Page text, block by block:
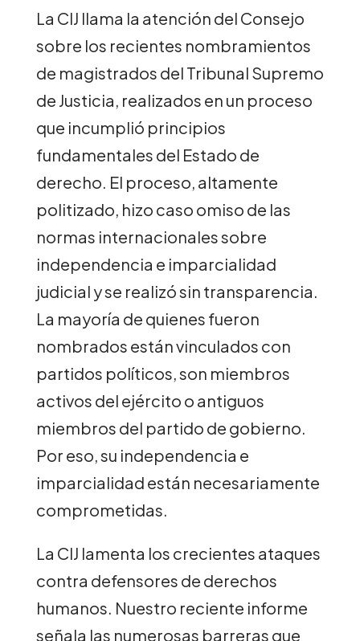
La CIJ llama la atención del Consejo
sobre los recientes nombramientos
de magistrados del Tribunal Supremo
de Justicia, realizados en un proceso
que incumplió principios
fundamentales del Estado de
derecho. El proceso, altamente
politizado, hizo caso omiso de las
normas internacionales sobre
independencia e imparcialidad
judicial y se realizó sin transparencia.
La mayoría de quienes fueron
nombrados están vinculados con
partidos políticos, son miembros
activos del ejército o antiguos
miembros del partido de gobierno.
Por eso, su independencia e
imparcialidad están necesariamente
comprometidas.
La CIJ lamenta los crecientes ataques
contra defensores de derechos
humanos. Nuestro reciente informe
señala las numerosas barreras que